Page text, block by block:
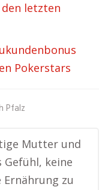
letzten
Pokerstars
Pfalz
Mutter und
keine
zu